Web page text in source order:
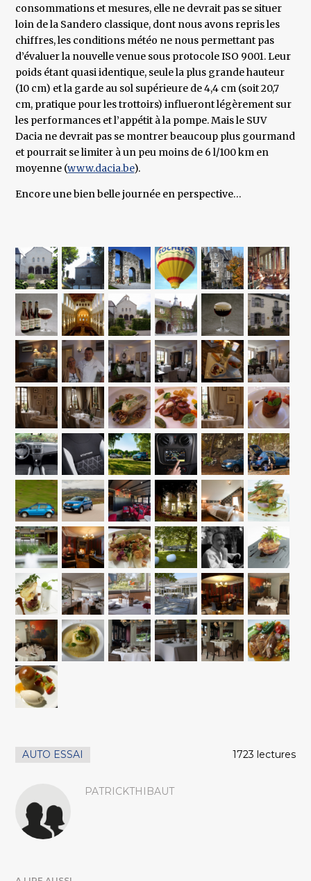
consommations et mesures, elle ne devrait pas se situer
loin de la Sandero classique, dont nous avons repris les
chiffres, les conditions météo ne nous permettant pas
d’évaluer la nouvelle venue sous protocole ISO 9001. Leur
poids étant quasi identique, seule la plus grande hauteur
(10 cm) et la garde au sol supérieure de 4,4 cm (soit 20,7
cm, pratique pour les trottoirs) influeront légèrement sur
les performances et l’appétit à la pompe. Mais le SUV
Dacia ne devrait pas se montrer beaucoup plus gourmand
et pourrait se limiter à un peu moins de 6 l/100 km en
moyenne (www.dacia.be).
Encore une bien belle journée en perspective…
AUTO ESSAI 1723 lectures
PATRICKTHIBAUT